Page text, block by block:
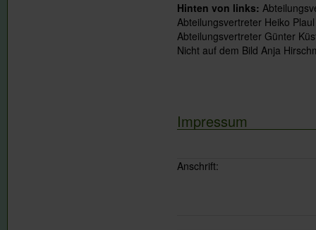
Hinten von links:
Abteilungsvertreter Heiko
Abteilungsvertreter Günter
Nicht auf dem Bild Anja
Impressum
Anschrift: